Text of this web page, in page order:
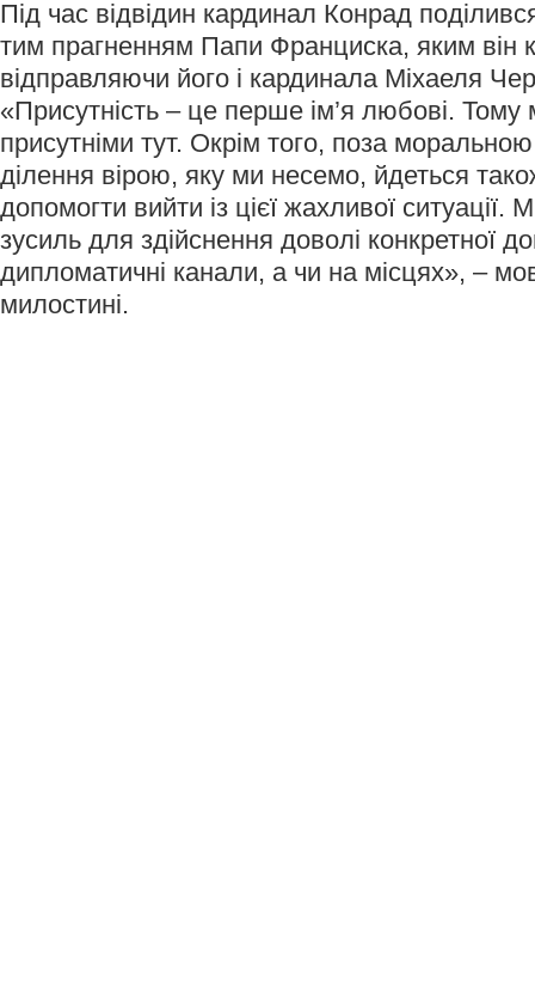
Під час відвідин кардинал Конрад
тим прагненням Папи Франциска, яким він
відправляючи його і кардинала Міхаеля
«Присутність – це перше ім’я любові. Тому
присутніми тут. Окрім того, поза
ділення вірою, яку ми несемо, йдеться
допомогти вийти із цієї жахливої
зусиль для здійснення доволі конкретної
дипломатичні канали, а чи на місцях», –
милостині.